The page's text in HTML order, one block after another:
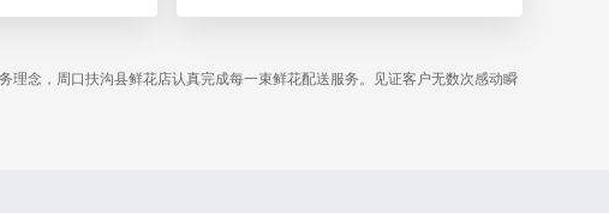
理念，周口扶沟县鲜花店认真完成每一束鲜花配送服务。见证客户无数次感动瞬